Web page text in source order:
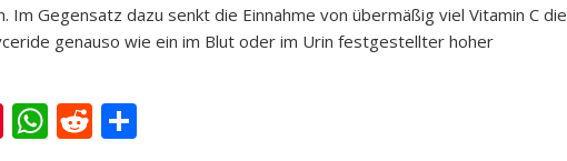
Gegensatz dazu senkt die Einnahme von übermäßig viel Vitamin C die
genauso wie ein im Blut oder im Urin festgestellter hoher
Pinterest
WhatsApp
Reddit